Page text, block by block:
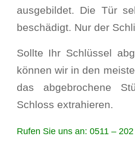
ausgebildet. Die Tür
beschädigt. Nur der
Sollte Ihr Schlüssel
können wir in den
das abgebrochene
Schloss extrahieren.
Rufen Sie uns an: 0511 –